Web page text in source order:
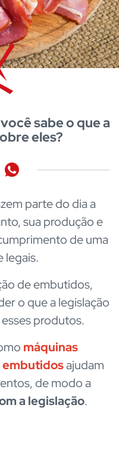
sabe o que a
eles?
parte do dia a
sua produção e
de uma
legais.
de embutidos,
o que a legislação
produtos.
máquinas
embutidosajudam
de modo a
a legislação.